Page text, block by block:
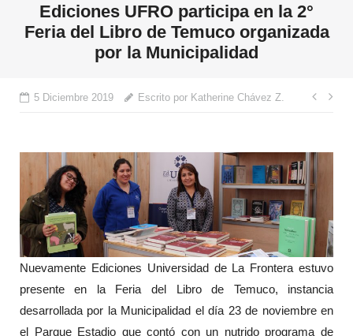
Ediciones UFRO participa en la 2°
Feria del Libro de Temuco organizada
por la Municipalidad
5 Diciembre 2019 Escrito por Katherine Chávez Z.
Nuevamente Ediciones Universidad de La Frontera estuvo
presente en la Feria del Libro de Temuco, instancia
desarrollada por la Municipalidad el día 23 de noviembre en
el Parque Estadio que contó con un nutrido programa de